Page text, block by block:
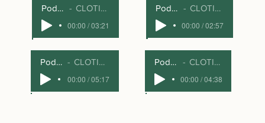
Podcast 3-S3
CLOTILDE DARMON
00:00 / 03:21
Podcast 4-S4
CLOTILDE DARMON
00:00 / 02:57
Podcast 1-S1
CLOTILDE DARMON
00:00 / 05:17
Podcast 2-S2
CLOTILDE DARMON
00:00 / 04:38